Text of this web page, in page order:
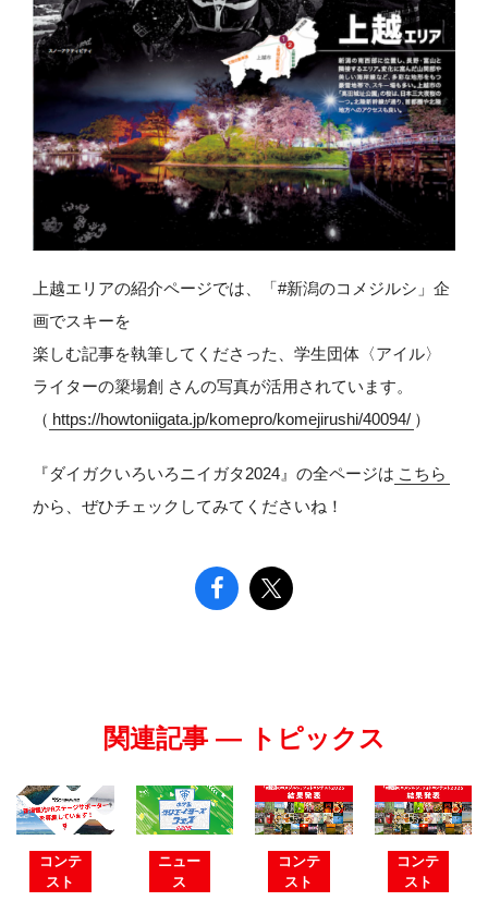
上越エリアの紹介ページでは、「#新潟のコメジルシ」企
画でスキーを
楽しむ記事を執筆してくださった、学生団体〈アイル〉
ライターの簗場創 さんの写真が活用されています。
（ https://howtoniigata.jp/komepro/komejirushi/40094/ ）
『ダイガクいろいろニイガタ2024』の全ページは こちら
から、ぜひチェックしてみてくださいね！
関連記事 — トピックス
コンテ
スト
ニュー
ス
コンテ
スト
コンテ
スト